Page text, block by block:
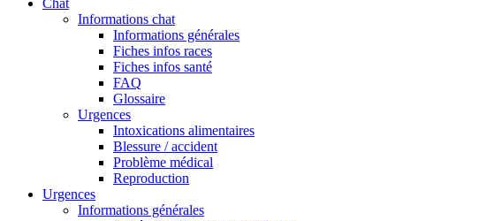
Chat
Informations chat
Informations générales
Fiches infos races
Fiches infos santé
FAQ
Glossaire
Urgences
Intoxications alimentaires
Blessure / accident
Problème médical
Reproduction
Urgences
Informations générales